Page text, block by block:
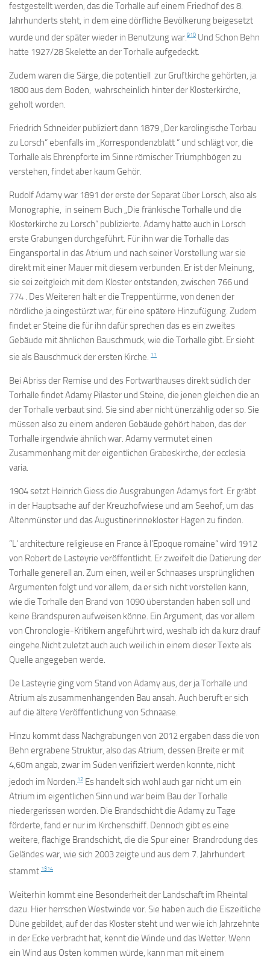
festgestellt werden, das die Torhalle auf einem Friedhof des 8.
Jahrhunderts steht, in dem eine dörfliche Bevölkerung beigesetzt
wurde und der später wieder in Benutzung war.910 Und Schon Behn
hatte 1927/28 Skelette an der Torhalle aufgedeckt.
Zudem waren die Särge, die potentiell zur Gruftkirche gehörten, ja
1800 aus dem Boden, wahrscheinlich hinter der Klosterkirche,
geholt worden.
Friedrich Schneider publiziert dann 1879 „Der karolingische Torbau
zu Lorsch“ ebenfalls im „Korrespondenzblatt “ und schlägt vor, die
Torhalle als Ehrenpforte im Sinne römischer Triumphbögen zu
verstehen, findet aber kaum Gehör.
Rudolf Adamy war 1891 der erste der Separat über Lorsch, also als
Monographie, in seinem Buch „Die fränkische Torhalle und die
Klosterkirche zu Lorsch“ publizierte. Adamy hatte auch in Lorsch
erste Grabungen durchgeführt. Für ihn war die Torhalle das
Eingansportal in das Atrium und nach seiner Vorstellung war sie
direkt mit einer Mauer mit diesem verbunden. Er ist der Meinung,
sie sei zeitgleich mit dem Kloster entstanden, zwischen 766 und
774 . Des Weiteren hält er die Treppentürme, von denen der
nördliche ja eingestürzt war, für eine spätere Hinzufügung. Zudem
findet er Steine die für ihn dafür sprechen das es ein zweites
Gebäude mit ähnlichen Bauschmuck, wie die Torhalle gibt. Er sieht
sie als Bauschmuck der ersten Kirche. 11
Bei Abriss der Remise und des Fortwarthauses direkt südlich der
Torhalle findet Adamy Pilaster und Steine, die jenen gleichen die an
der Torhalle verbaut sind. Sie sind aber nicht ünerzählig oder so. Sie
müssen also zu einem anderen Gebäude gehört haben, das der
Torhalle irgendwie ähnlich war. Adamy vermutet einen
Zusammenhang mit der eigentlichen Grabeskirche, der ecclesia
varia.
1904 setzt Heinrich Giess die Ausgrabungen Adamys fort. Er gräbt
in der Hauptsache auf der Kreuzhofwiese und am Seehof, um das
Altenmünster und das Augustinerinnekloster Hagen zu finden.
“L‘ architecture religieuse en France à l’Epoque romaine“ wird 1912
von Robert de Lasteyrie veröffentlicht. Er zweifelt die Datierung der
Torhalle generell an. Zum einen, weil er Schnaases ursprünglichen
Argumenten folgt und vor allem, da er sich nicht vorstellen kann,
wie die Torhalle den Brand von 1090 überstanden haben soll und
keine Brandspuren aufweisen könne. Ein Argument, das vor allem
von Chronologie-Kritikern angeführt wird, weshalb ich da kurz drauf
eingehe.Nicht zuletzt auch auch weil ich in einem dieser Texte als
Quelle angegeben werde.
De Lasteyrie ging vom Stand von Adamy aus, der ja Torhalle und
Atrium als zusammenhängenden Bau ansah. Auch beruft er sich
auf die ältere Veröffentlichung von Schnaase.
Hinzu kommt dass Nachgrabungen von 2012 ergaben dass die von
Behn ergrabene Struktur, also das Atrium, dessen Breite er mit
4,60m angab, zwar im Süden verifiziert werden konnte, nicht
jedoch im Norden.12 Es handelt sich wohl auch gar nicht um ein
Atrium im eigentlichen Sinn und war beim Bau der Torhalle
niedergerissen worden. Die Brandschicht die Adamy zu Tage
förderte, fand er nur im Kirchenschiff. Dennoch gibt es eine
weitere, flächige Brandschicht, die die Spur einer Brandrodung des
Geländes war, wie sich 2003 zeigte und aus dem 7. Jahrhundert
stammt.1314
Weiterhin kommt eine Besonderheit der Landschaft im Rheintal
dazu. Hier herrschen Westwinde vor. Sie haben auch die Eiszeitliche
Düne gebildet, auf der das Kloster steht und wer wie ich Jahrzehnte
in der Ecke verbracht hat, kennt die Winde und das Wetter. Wenn
ein Wind aus Osten kommen würde, kann man mit einem